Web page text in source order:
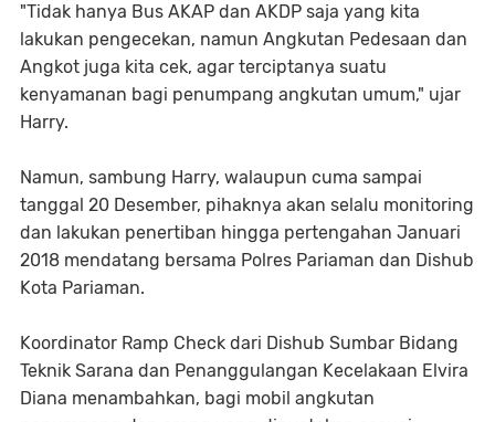
"Tidak hanya Bus AKAP dan AKDP saja yang kita
lakukan pengecekan, namun Angkutan Pedesaan dan
Angkot juga kita cek, agar terciptanya suatu
kenyamanan bagi penumpang angkutan umum," ujar
Harry.
Namun, sambung Harry, walaupun cuma sampai
tanggal 20 Desember, pihaknya akan selalu monitoring
dan lakukan penertiban hingga pertengahan Januari
2018 mendatang bersama Polres Pariaman dan Dishub
Kota Pariaman.
Koordinator Ramp Check dari Dishub Sumbar Bidang
Teknik Sarana dan Penanggulangan Kecelakaan Elvira
Diana menambahkan, bagi mobil angkutan